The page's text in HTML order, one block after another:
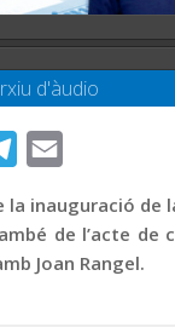
d'àudio
Telegram
inauguració de
de l’acte de
Joan Rangel.